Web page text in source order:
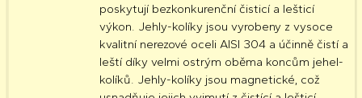
poskytují bezkonkurenční čisticí a lešticí
výkon. Jehly-kolíky jsou vyrobeny z vysoce
kvalitní nerezové oceli AISI 304 a účinně čistí a
leští díky velmi ostrým oběma koncům jehel-
kolíků. Jehly-kolíky jsou magnetické, což